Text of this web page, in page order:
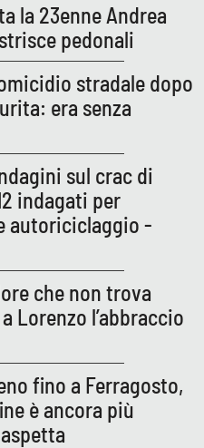
la 23enne Andrea
pedonali
stradale dopo
era senza
sul crac di
indagati per
autoriciclaggio -
che non trova
Lorenzo l’abbraccio
fino a Ferragosto,
è ancora più